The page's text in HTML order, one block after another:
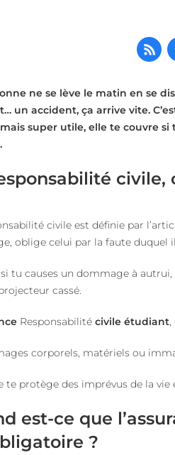
ne se lève le matin en se
un accident, ça arrive vite.
mais super utile, elle te couvre
.
civile,
civile est définie par
oblige celui par la faute duquel
si tu causes un dommage à
cassé.
Responsabilité civile étudiant,
corporels, matériels ou
te protège des imprévus de la
est-ce que
?